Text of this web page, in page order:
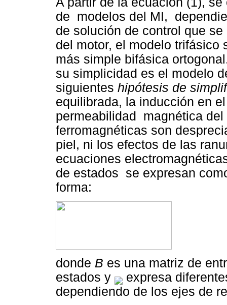
de modelos del MI,
de solución de control que
del motor, el modelo trifásico
más simple bifásica
su simplicidad es el modelo
siguientes hipótesis de
equilibrada, la inducción en
permeabilidad magnética
ferromagnéticas son
piel, ni los efectos de las
ecuaciones
de estados se expresan
forma:
donde B es una matriz de
estados y
expresa
dependiendo de los ejes de